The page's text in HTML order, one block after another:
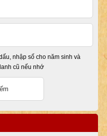
nhập số cho năm sinh và
cũ nếu nhớ